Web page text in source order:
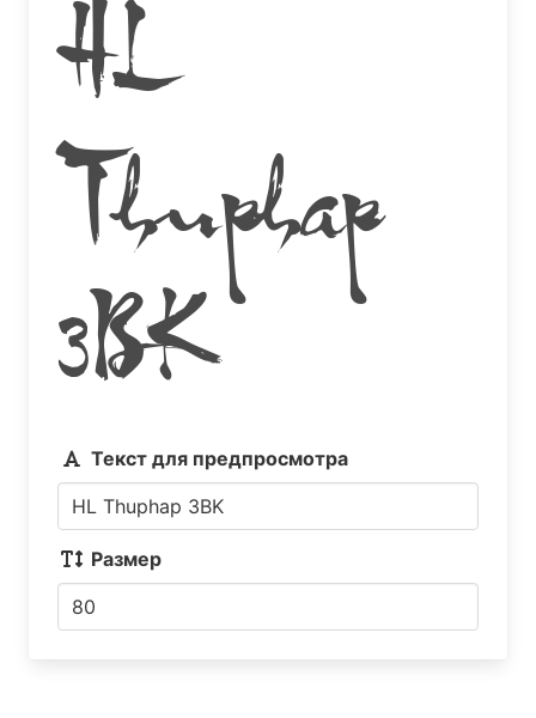
HL
Thuphap
3BK
Текст для предпросмотра
Размер